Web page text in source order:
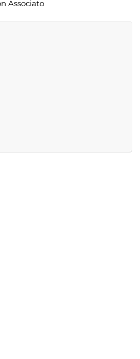
Associato